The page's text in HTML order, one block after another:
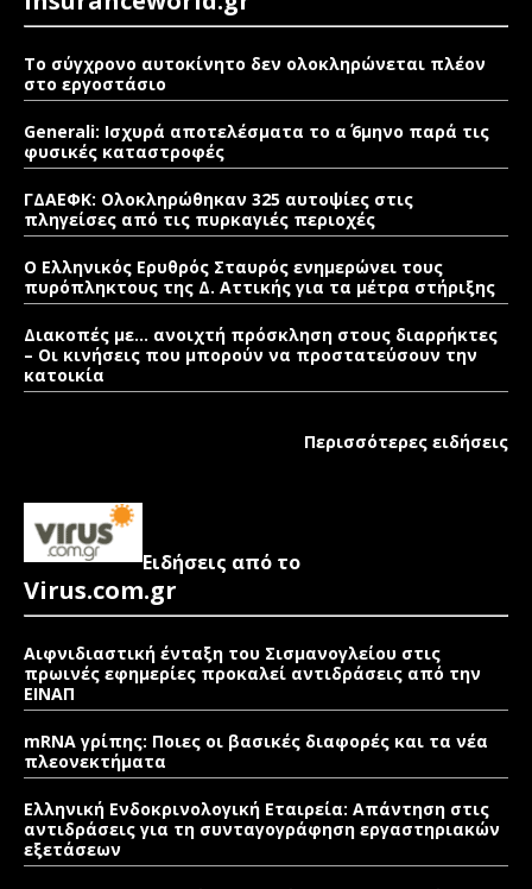
Το σύγχρονο αυτοκίνητο δεν ολοκληρώνεται πλέον
στο εργοστάσιο
Generali: Ισχυρά αποτελέσματα το α΄ 6μηνο παρά τις
φυσικές καταστροφές
ΓΔΑΕΦΚ: Ολοκληρώθηκαν 325 αυτοψίες στις
πληγείσες από τις πυρκαγιές περιοχές
Ο Ελληνικός Ερυθρός Σταυρός ενημερώνει τους
πυρόπληκτους της Δ. Αττικής για τα μέτρα στήριξης
Διακοπές με… ανοιχτή πρόσκληση στους διαρρήκτες
– Οι κινήσεις που μπορούν να προστατεύσουν την
κατοικία
Περισσότερες ειδήσεις
Ειδήσεις από το
Virus.com.gr
Αιφνιδιαστική ένταξη του Σισμανογλείου στις
πρωινές εφημερίες προκαλεί αντιδράσεις από την
ΕΙΝΑΠ
mRNA γρίπης: Ποιες οι βασικές διαφορές και τα νέα
πλεονεκτήματα
Ελληνική Ενδοκρινολογική Εταιρεία: Απάντηση στις
αντιδράσεις για τη συνταγογράφηση εργαστηριακών
εξετάσεων